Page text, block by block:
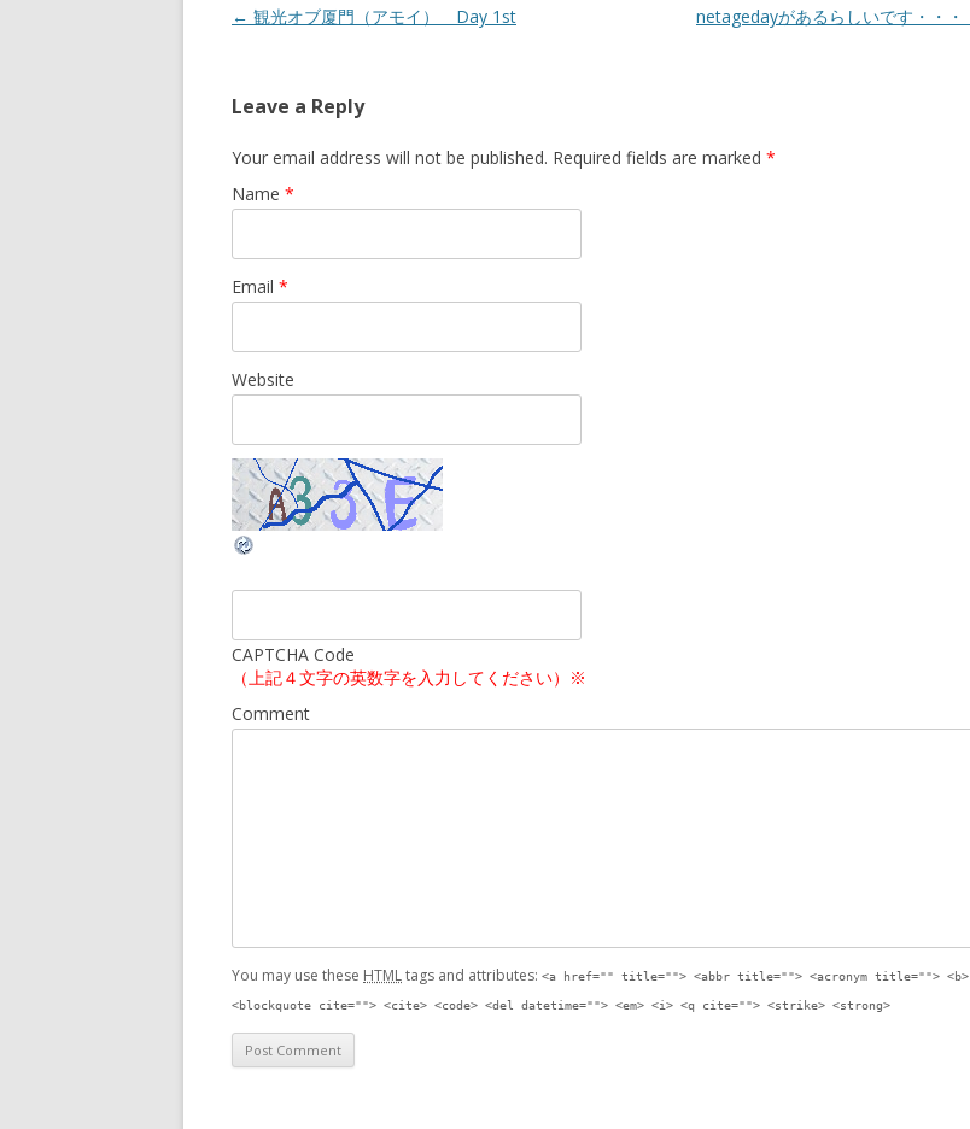
Post navigation
← 観光オブ厦門（アモイ） Day 1st netagedayがあるらしいです・・・
Leave a Reply
Your email address will not be published. Required fields are marked *
Name *
Email *
Website
CAPTCHA Code
（上記４文字の英数字を入力してください）※
Comment
You may use these HTMLtags and attributes: <a href="" title=""> <abbr title=""> <acronym title=""> <b>
<blockquote cite=""> <cite> <code> <del datetime=""> <em> <i> <q cite=""> <strike> <strong>